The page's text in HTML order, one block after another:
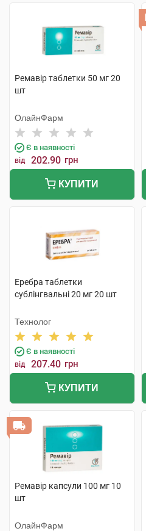
Ремавір таблетки 50 мг 20
шт
ОлайнФарм
Є в наявності
від 202.90 грн
КУПИТИ
Еребра таблетки
сублінгвальні 20 мг 20 шт
Технолог
Є в наявності
від 207.40 грн
КУПИТИ
Ремавір капсули 100 мг 10
шт
ОлайнФарм